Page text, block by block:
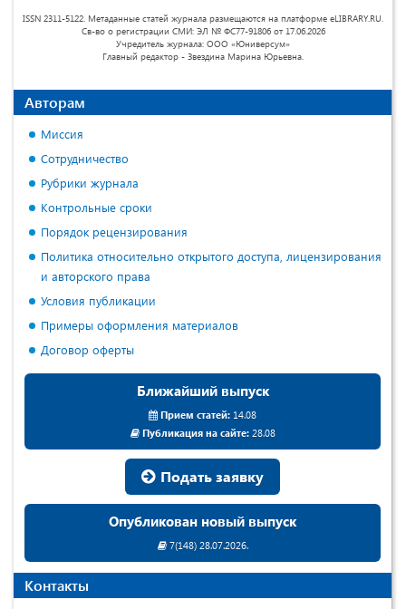
ISSN 2311-5122. Метаданные статей журнала размещаются на платформе eLIBRARY.RU.
Св-во о регистрации СМИ: ЭЛ № ФС77-91806 от 17.06.2026
Учредитель журнала: ООО «Юниверсум»
Главный редактор - Звездина Марина Юрьевна.
Авторам
Миссия
Сотрудничество
Рубрики журнала
Контрольные сроки
Порядок рецензирования
Политика относительно открытого доступа, лицензирования
и авторского права
Условия публикации
Примеры оформления материалов
Договор оферты
Ближайший выпуск
Прием статей: 14.08
Публикация на сайте:28.08
Подать заявку
Опубликован новый выпуск
7(148) 28.07.2026.
Контакты